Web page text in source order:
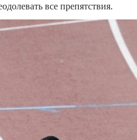
все препятствия.